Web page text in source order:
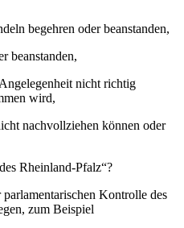
begehren oder beanstanden,
beanstanden,
nicht richtig
wird,
nachvollziehen können oder
Rheinland-Pfalz“?
Kontrolle des
zum Beispiel